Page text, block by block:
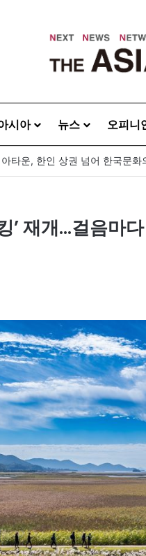
시아 뉴스 오피니
타운, 한인 상권 넘어 한국문화
’ 재개…걸음마